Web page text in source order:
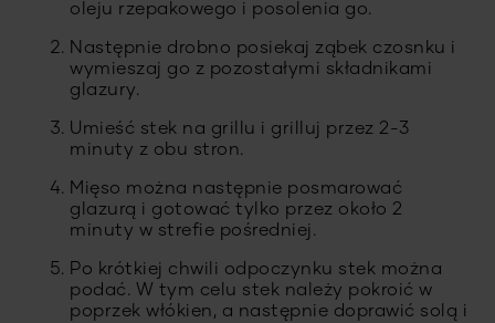
oleju rzepakowego i posolenia go.
Następnie drobno posiekaj ząbek czosnku i
wymieszaj go z pozostałymi składnikami
glazury.
Umieść stek na grillu i grilluj przez 2-3
minuty z obu stron.
Mięso można następnie posmarować
glazurą i gotować tylko przez około 2
minuty w strefie pośredniej.
Po krótkiej chwili odpoczynku stek można
podać. W tym celu stek należy pokroić w
poprzek włókien, a następnie doprawić solą i